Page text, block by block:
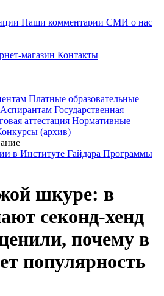
Наши комментарии СМИ о нас
магазин Контакты
Платные образовательные
Аспирантам Государственная
аттестация Нормативные
(архив)
в Институте Гайдара Программы
шкуре: в
секонд-хенд
почему в
популярность